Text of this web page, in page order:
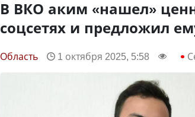
В ВКО аким «нашел»
соцсетях и предложил
Область 1 октября 2025, 5:58